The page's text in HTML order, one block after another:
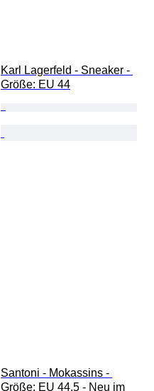
Karl Lagerfeld - Sneaker -
Größe: EU 44
Santoni - Mokassins -
Größe: EU 44.5 - Neu im